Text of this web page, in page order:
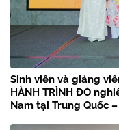
Sinh viên và giảng
HÀNH TRÌNH ĐỎ
Nam tại Trung Quốc